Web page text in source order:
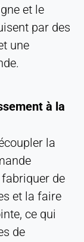
et le
par des
une
à la
la
de
et la faire
ce qui
de